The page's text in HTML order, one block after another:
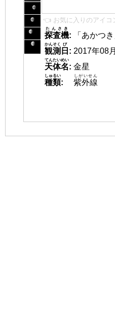
👈 お気に入りのアイコ
探査機
たんさき
:
「あかつき
観測
かんそく
日
び
: 2017年08
天体名
てんたいめい
: 金星
種類
しゅるい
: 紫外線
しがいせん